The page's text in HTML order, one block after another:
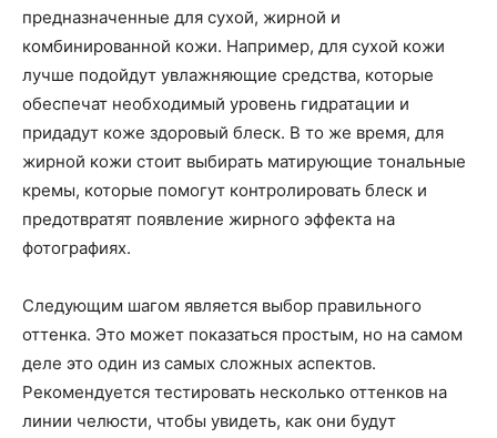
предназначенные для сухой, жирной и
комбинированной кожи. Например, для сухой кожи
лучше подойдут увлажняющие средства, которые
обеспечат необходимый уровень гидратации и
придадут коже здоровый блеск. В то же время, для
жирной кожи стоит выбирать матирующие тональные
кремы, которые помогут контролировать блеск и
предотвратят появление жирного эффекта на
фотографиях.
Следующим шагом является выбор правильного
оттенка. Это может показаться простым, но на самом
деле это один из самых сложных аспектов.
Рекомендуется тестировать несколько оттенков на
линии челюсти, чтобы увидеть, как они будут